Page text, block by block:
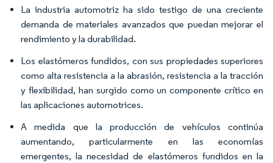
La industria automotriz ha sido testigo de una creciente
demanda de materiales avanzados que puedan mejorar el
rendimiento y la durabilidad.
Los elastómeros fundidos, con sus propiedades superiores
como alta resistencia a la abrasión, resistencia a la tracción
y flexibilidad, han surgido como un componente crítico en
las aplicaciones automotrices.
A medida que la producción de vehículos continúa
aumentando, particularmente en las economías
emergentes, la necesidad de elastómeros fundidos en la